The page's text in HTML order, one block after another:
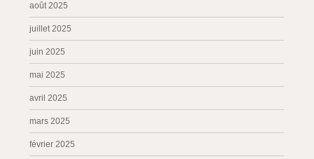
août 2025
juillet 2025
juin 2025
mai 2025
avril 2025
mars 2025
février 2025